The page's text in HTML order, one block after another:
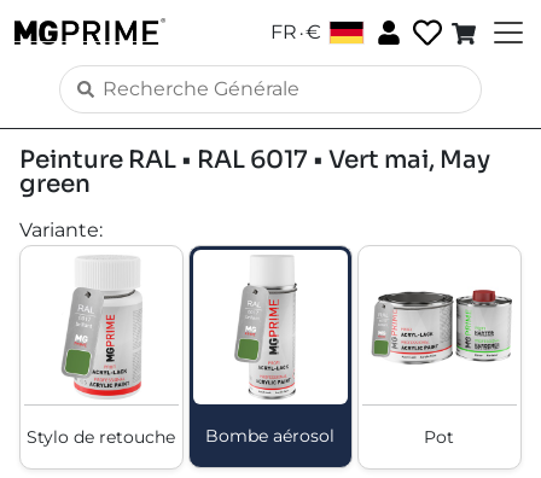
FR .€
Peinture RAL • RAL 6017 • Vert mai, May
green
Variante:
Stylo de retouche Bombe aérosol Pot